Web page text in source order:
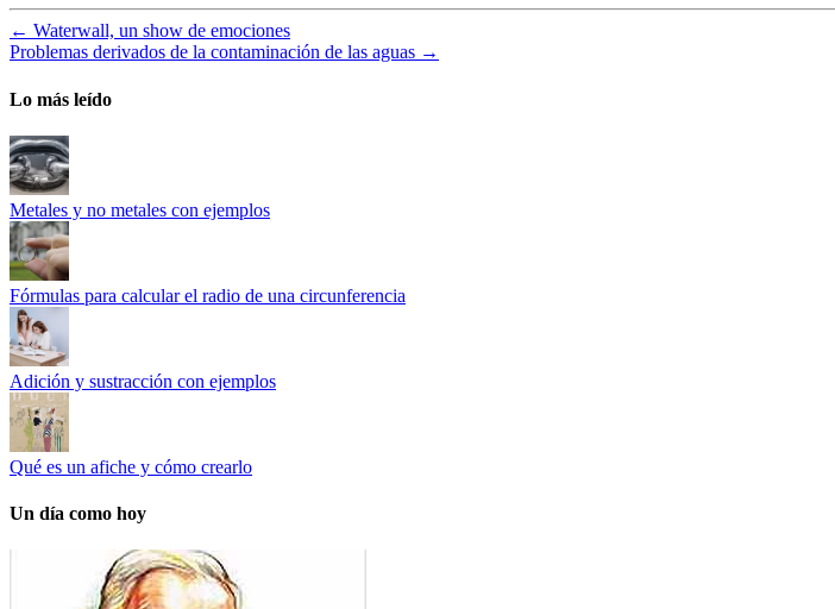
← Waterwall, un show de emociones
Problemas derivados de la contaminación de las aguas →
Lo más leído
Metales y no metales con ejemplos
Fórmulas para calcular el radio de una circunferencia
Adición y sustracción con ejemplos
Qué es un afiche y cómo crearlo
Un día como hoy